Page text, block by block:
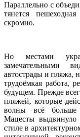
Параллельно с
тянется
скромно.
Но местами
замечательными
автострады и пляжа,
трудоёмкая работа,
будущем. Прежде
пляжей, которые
волны всё больше
Мацесты выдвинуло
стиле в